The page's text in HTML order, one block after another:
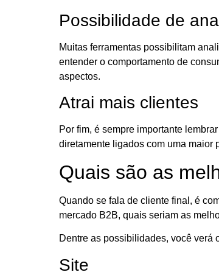
Possibilidade de
Muitas ferramentas possibilitam
entender o comportamento de
aspectos.
Atrai mais clientes
Por fim, é sempre importante
diretamente ligados com uma maior
Quais são as
Quando se fala de cliente final, é
mercado B2B, quais seriam as
Dentre as possibilidades, você verá
Site